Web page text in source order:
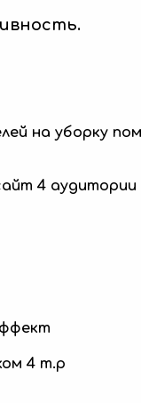
на уборку
4 аудитории
4 т.р